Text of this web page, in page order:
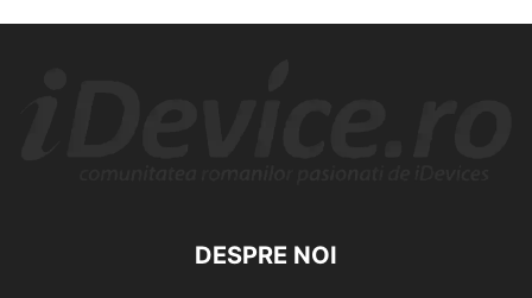
DESPRE NOI